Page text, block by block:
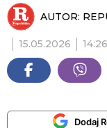
AUTOR:
15.05.2026 14:26
Dodaj